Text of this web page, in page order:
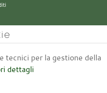
tecnici per la gestione della
dettagli